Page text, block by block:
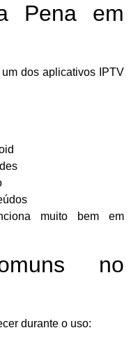
Pena em
dos aplicativos IPTV
muito bem em
no
durante o uso: